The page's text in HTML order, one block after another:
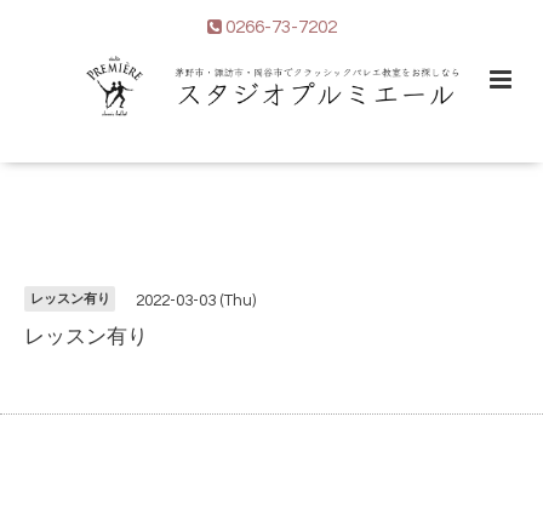
0266-73-7202
レッスン有り 2022-03-03 (Thu)
レッスン有り